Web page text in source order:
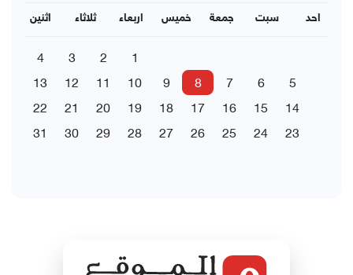
اثنين ثلاثاء اربعاء خميس جمعة سبت احد
1
2
3
4
5
6
7
8
9
10
11
12
13
14
15
16
17
18
19
20
21
22
23
24
25
26
27
28
29
30
31